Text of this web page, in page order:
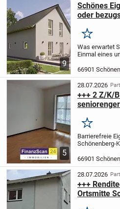
9
Schönes
oder
Merken
Was erwartet
Einmal eines
viel Platz für
Traumhaus
Ideen...
66901
5
28.07.2026
+++ 2 Z/K/
Merken
Barrierefreie
Schönenberg-
vorhanden)
barrierefreies
Wohnen.
Wohnfläche
66901
28.07.2026
+++
Ortsmitte